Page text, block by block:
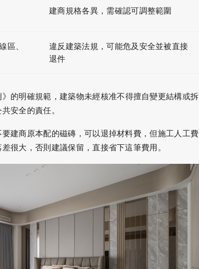
建商規格各異，需確認可調整範圍
區、
違反建築法規，可能危及安全並被直接
退件
》的明確規範，建築物未經核准不得擅自變更結構或拆
安全的責任。
建商原本配的磁磚，可以退掉材料費，但施工人工費
很大，否則建議保留，直接省下這筆費用。